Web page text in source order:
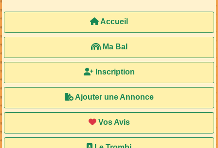
Accueil
Ma Bal
Inscription
Ajouter une Annonce
Vos Avis